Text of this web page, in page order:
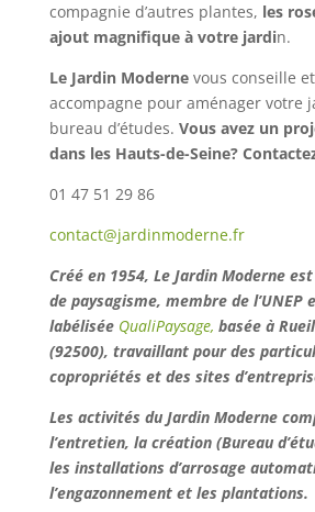
compagnie d’autres plantes, les
ajout magnifique à votre jardin.
Le Jardin Modernevous conseille
accompagne pour aménager votre
bureau d’études. Vous avez un
dans les Hauts-de-Seine?
01 47 51 29 86
contact@jardinmoderne.fr
Créé en 1954, Le Jardin Moderne
de paysagisme, membre de l’UNEP
labélisée QualiPaysage, basée à
(92500), travaillant pour des
copropriétés et des sites
Les activités du Jardin Moderne
l’entretien, la création (Bureau
les installations d’arrosage
l’engazonnement et les plantations.